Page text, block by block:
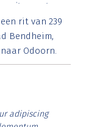
vitae erat.
rutrum lorem
posuere.
rit van 239
Bendheim,
Odoorn.
adipiscing